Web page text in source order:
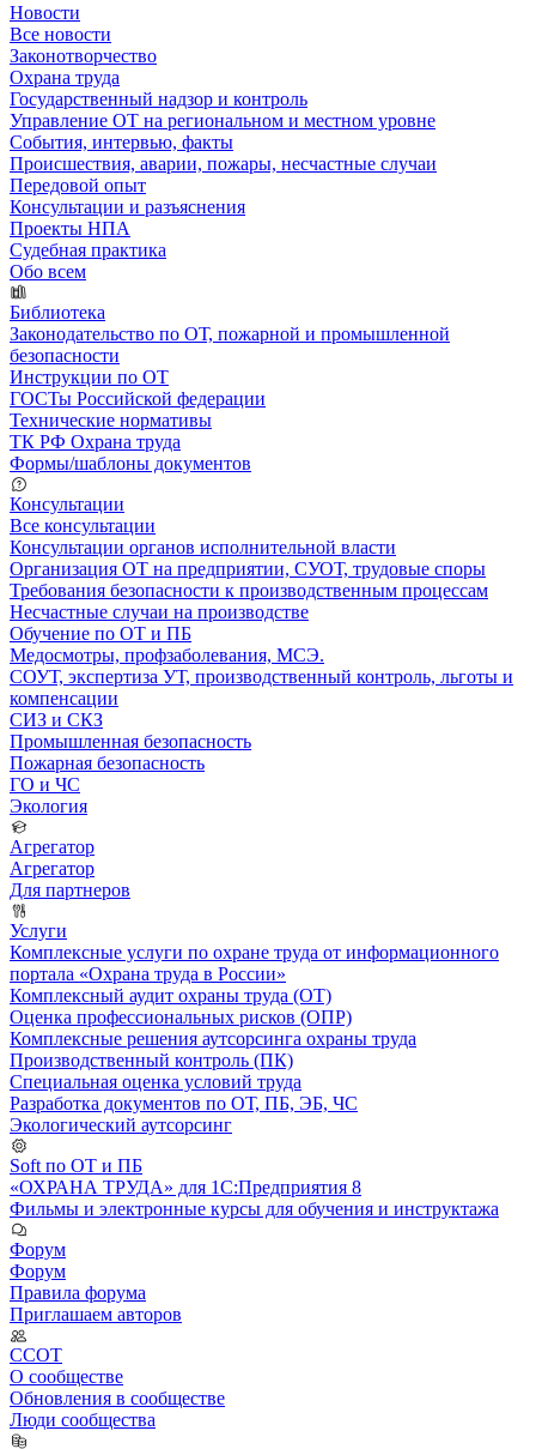
Новости
Все новости
Законотворчество
Охрана труда
Государственный надзор и контроль
Управление ОТ на региональном и местном уровне
События, интервью, факты
Происшествия, аварии, пожары, несчастные случаи
Передовой опыт
Консультации и разъяснения
Проекты НПА
Судебная практика
Обо всем
Библиотека
Законодательство по ОТ, пожарной и промышленной
безопасности
Инструкции по ОТ
ГОСТы Российской федерации
Технические нормативы
ТК РФ Охрана труда
Формы/шаблоны документов
Консультации
Все консультации
Консультации органов исполнительной власти
Организация ОТ на предприятии, СУОТ, трудовые споры
Требования безопасности к производственным процессам
Несчастные случаи на производстве
Обучение по ОТ и ПБ
Медосмотры, профзаболевания, МСЭ.
СОУТ, экспертиза УТ, производственный контроль, льготы и
компенсации
СИЗ и СКЗ
Промышленная безопасность
Пожарная безопасность
ГО и ЧС
Экология
Агрегатор
Агрегатор
Для партнеров
Услуги
Комплексные услуги по охране труда от информационного
портала «Охрана труда в России»
Комплексный аудит охраны труда (ОТ)
Оценка профессиональных рисков (ОПР)
Комплексные решения аутсорсинга охраны труда
Производственный контроль (ПК)
Специальная оценка условий труда
Разработка документов по ОТ, ПБ, ЭБ, ЧС
Экологический аутсорсинг
Soft по ОТ и ПБ
«ОХРАНА ТРУДА» для 1С:Предприятия 8
Фильмы и электронные курсы для обучения и инструктажа
Форум
Форум
Правила форума
Приглашаем авторов
ССОТ
О сообществе
Обновления в сообществе
Люди сообщества